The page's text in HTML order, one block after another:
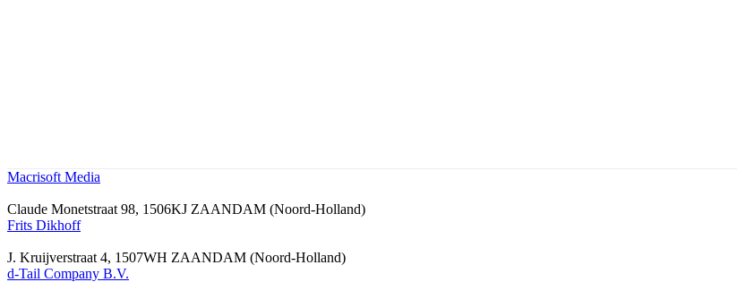
Macrisoft Media
Claude Monetstraat 98, 1506KJ ZAANDAM (Noord-Holland)
Frits Dikhoff
J. Kruijverstraat 4, 1507WH ZAANDAM (Noord-Holland)
d-Tail Company B.V.